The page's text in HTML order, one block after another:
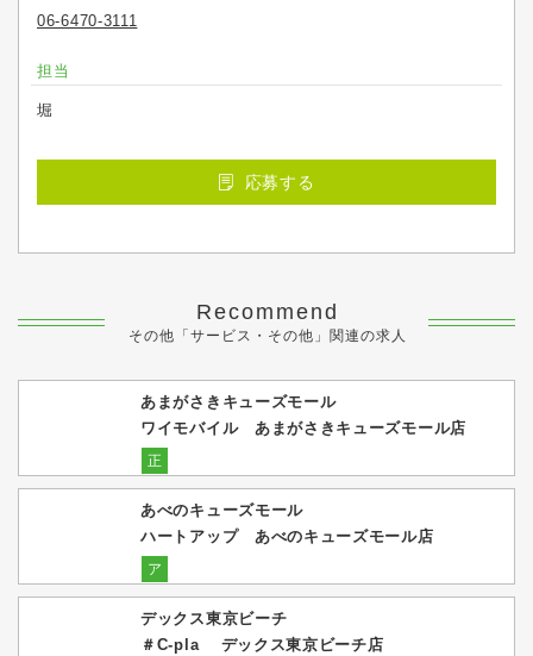
06-6470-3111
担当
堀
応募する
Recommend
その他「サービス・その他」関連の求人
あまがさきキューズモール
ワイモバイル あまがさきキューズモール店
正
あべのキューズモール
ハートアップ あべのキューズモール店
ア
デックス東京ビーチ
＃C-pla デックス東京ビーチ店